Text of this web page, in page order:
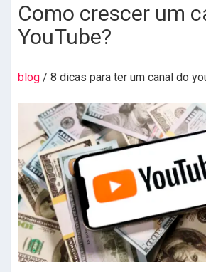
Como crescer um
YouTube?
blog / 8 dicas para ter um canal do